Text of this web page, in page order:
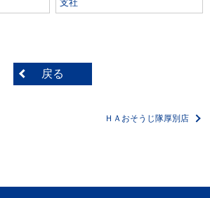
支社
戻る
ＨＡおそうじ隊厚別店